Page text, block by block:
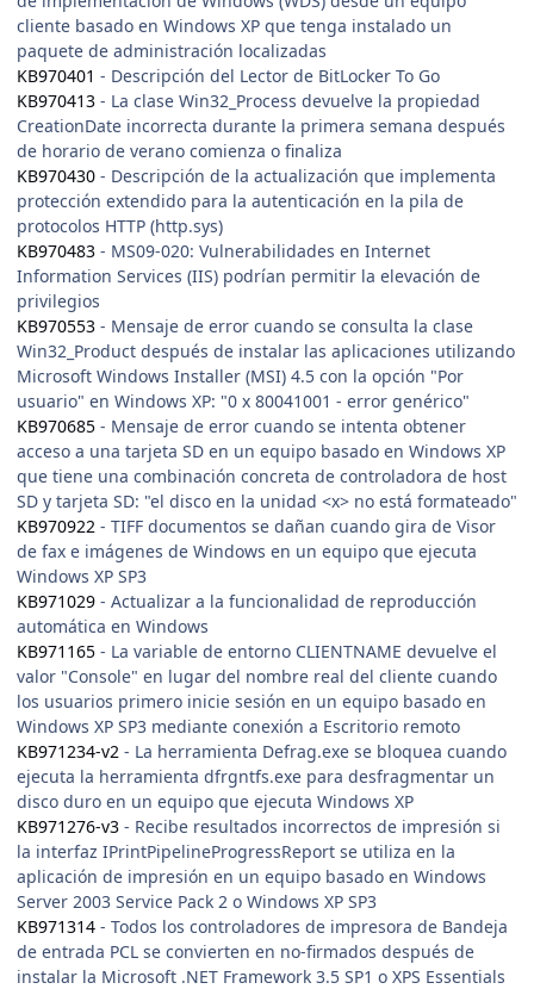
cliente basado en Windows XP que tenga instalado un
paquete de administración localizadas
KB970401 - Descripción del Lector de BitLocker To Go
KB970413 - La clase Win32_Process devuelve la propiedad
CreationDate incorrecta durante la primera semana después
de horario de verano comienza o finaliza
KB970430 - Descripción de la actualización que implementa
protección extendido para la autenticación en la pila de
protocolos HTTP (http.sys)
KB970483 - MS09-020: Vulnerabilidades en Internet
Information Services (IIS) podrían permitir la elevación de
privilegios
KB970553 - Mensaje de error cuando se consulta la clase
Win32_Product después de instalar las aplicaciones utilizando
Microsoft Windows Installer (MSI) 4.5 con la opción "Por
usuario" en Windows XP: "0 x 80041001 - error genérico"
KB970685 - Mensaje de error cuando se intenta obtener
acceso a una tarjeta SD en un equipo basado en Windows XP
que tiene una combinación concreta de controladora de host
SD y tarjeta SD: "el disco en la unidad <x> no está formateado"
KB970922 - TIFF documentos se dañan cuando gira de Visor
de fax e imágenes de Windows en un equipo que ejecuta
Windows XP SP3
KB971029 - Actualizar a la funcionalidad de reproducción
automática en Windows
KB971165 - La variable de entorno CLIENTNAME devuelve el
valor "Console" en lugar del nombre real del cliente cuando
los usuarios primero inicie sesión en un equipo basado en
Windows XP SP3 mediante conexión a Escritorio remoto
KB971234-v2 - La herramienta Defrag.exe se bloquea cuando
ejecuta la herramienta dfrgntfs.exe para desfragmentar un
disco duro en un equipo que ejecuta Windows XP
KB971276-v3 - Recibe resultados incorrectos de impresión si
la interfaz IPrintPipelineProgressReport se utiliza en la
aplicación de impresión en un equipo basado en Windows
Server 2003 Service Pack 2 o Windows XP SP3
KB971314 - Todos los controladores de impresora de Bandeja
de entrada PCL se convierten en no-firmados después de
instalar la Microsoft .NET Framework 3.5 SP1 o XPS Essentials